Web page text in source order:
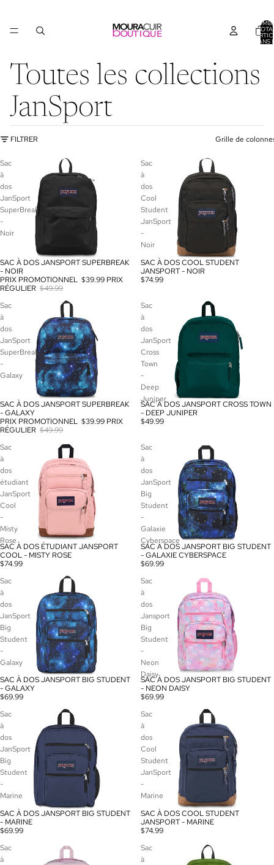
DANS
Toutes les collections
JanSport
FILTRER Grille de
Sac
à
dos
JanSport
SuperBreak
-
Noir
PROMOTION
SAC À DOS JANSPORT SUPERBREAK
- NOIR
PRIX PROMOTIONNEL $39.99 PRIX
RÉGULIER $49.99
Sac
à
dos
Cool
Student
JanSport
-
Noir
SAC À DOS COOL STUDENT
JANSPORT - NOIR
$74.99
Sac
à
dos
JanSport
SuperBreak
-
Galaxy
PROMOTION
SAC À DOS JANSPORT SUPERBREAK
- GALAXY
PRIX PROMOTIONNEL $39.99 PRIX
RÉGULIER $49.99
Sac
à
dos
JanSport
Cross
Town
-
Deep
Juniper
SAC À DOS JANSPORT CROSS TOWN
- DEEP JUNIPER
$49.99
Sac
à
dos
étudiant
JanSport
Cool
-
Misty
Rose
SAC À DOS ÉTUDIANT JANSPORT
COOL - MISTY ROSE
$74.99
Sac
à
dos
JanSport
Big
Student
-
Galaxie
Cyberspace
SAC À DOS JANSPORT BIG STUDENT
- GALAXIE CYBERSPACE
$69.99
Sac
à
dos
JanSport
Big
Student
-
Galaxy
SAC À DOS JANSPORT BIG STUDENT
- GALAXY
$69.99
Sac
à
dos
Jansport
Big
Student
-
Neon
Daisy
ÉPUISÉ
SAC À DOS JANSPORT BIG STUDENT
- NEON DAISY
$69.99
Sac
à
dos
JanSport
Big
Student
-
Marine
SAC À DOS JANSPORT BIG STUDENT
- MARINE
$69.99
Sac
à
dos
Cool
Student
JanSport
-
Marine
SAC À DOS COOL STUDENT
JANSPORT - MARINE
$74.99
Sac
à
Sac
à